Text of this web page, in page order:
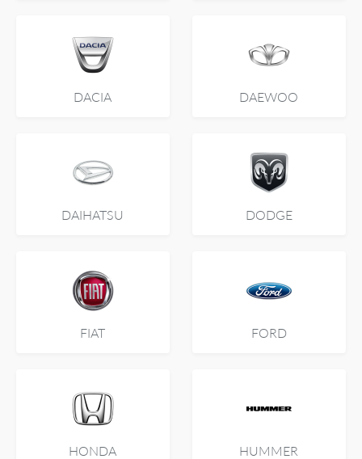
DACIA DAEWOO
DAIHATSU DODGE
FIAT FORD
HONDA HUMMER